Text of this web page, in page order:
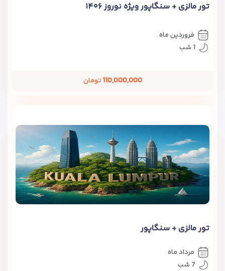
تور مالزی + سنگاپور ویژه نوروز ۱۴۰۶
فروردین ماه
1 شب
110,000,000تومان
تور مالزی + سنگاپور
مرداد ماه
7 شب